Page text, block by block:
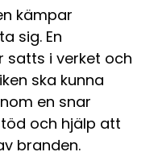
kämpar
sig. En
satts i verket och
ska kunna
en snar
och hjälp att
branden.